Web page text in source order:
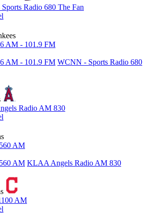
Radio 680 The Fan
AM - 101.9 FM
AM - 101.9 FM WCNN - Sports Radio 680
Radio AM 830
AM
AM KLAA Angels Radio AM 830
AM